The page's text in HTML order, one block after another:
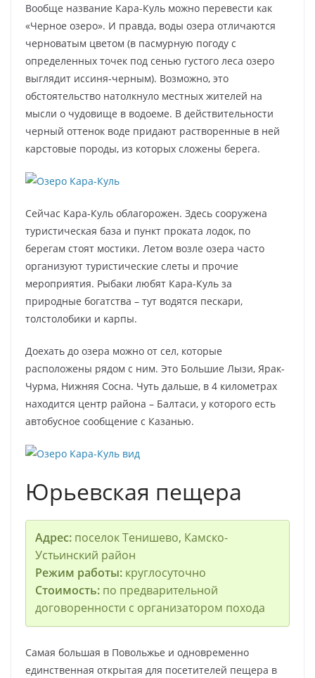
Вообще название Кара-Куль можно перевести как
«Черное озеро». И правда, воды озера отличаются
черноватым цветом (в пасмурную погоду с
определенных точек под сенью густого леса озеро
выглядит иссиня-черным). Возможно, это
обстоятельство натолкнуло местных жителей на
мысли о чудовище в водоеме. В действительности
черный оттенок воде придают растворенные в ней
карстовые породы, из которых сложены берега.
Сейчас Кара-Куль облагорожен. Здесь сооружена
туристическая база и пункт проката лодок, по
берегам стоят мостики. Летом возле озера часто
организуют туристические слеты и прочие
мероприятия. Рыбаки любят Кара-Куль за
природные богатства – тут водятся пескари,
толстолобики и карпы.
Доехать до озера можно от сел, которые
расположены рядом с ним. Это Большие Лызи, Ярак-
Чурма, Нижняя Сосна. Чуть дальше, в 4 километрах
находится центр района – Балтаси, у которого есть
автобусное сообщение с Казанью.
Юрьевская пещера
Адрес:поселок Тенишево, Камско-
Устьинский район
Режим работы:круглосуточно
Стоимость:по предварительной
договоренности с организатором похода
Самая большая в Повольжье и одновременно
единственная открытая для посетителей пещера в